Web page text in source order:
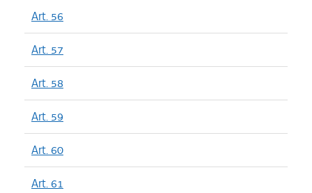
Art. 56
Art. 57
Art. 58
Art. 59
Art. 60
Art. 61